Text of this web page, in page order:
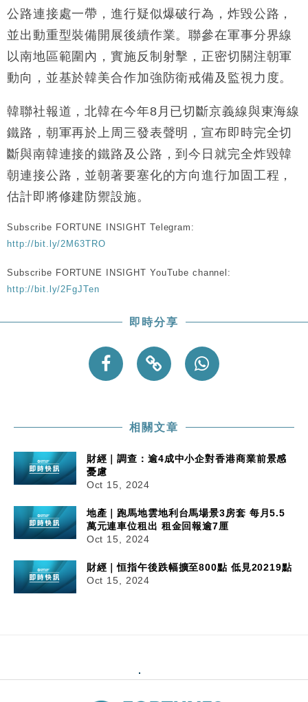
15:47
財經｜恒隆10月換帥 玩具「反」斗城亞洲CEO蔡德
粦接任
13:44
財經｜內地7月美元計價出口增近24%勝預期 貿易順
差達1125億美元
12:44
財經｜日本春季三度入市撐日圓 4月單日斥6.28萬億
日圓干預創新高
11:12
國際｜特朗普料美伊戰事快結束 承認部分彈藥庫存緊
15:59
財經｜SA售股自救後再出手 斥4億美元押注未上市公
司
公路連接處一帶，進行疑似爆破行為，炸毀公路，
並出動重型裝備開展後續作業。聯參在軍事分界線
以南地區範圍內，實施反制射擊，正密切關注朝軍
動向，並基於韓美合作加強防衛戒備及監視力度。
韓聯社報道，北韓在今年8月已切斷京義線與東海線
鐵路，朝軍再於上周三發表聲明，宣布即時完全切
斷與南韓連接的鐵路及公路，到今日就完全炸毀韓
朝連接公路，並朝著要塞化的方向進行加固工程，
估計即將修建防禦設施。
Subscribe FORTUNE INSIGHT Telegram:
http://bit.ly/2M63TRO
Subscribe FORTUNE INSIGHT YouTube channel:
http://bit.ly/2FgJTen
即時分享
相關文章
財經｜調查：逾4成中小企對香港商業前景感
憂慮
Oct 15, 2024
地產｜跑馬地雲地利台馬場景3房套 每月5.5
萬元連車位租出 租金回報逾7厘
Oct 15, 2024
財經｜恒指午後跌幅擴至800點 低見20219點
Oct 15, 2024